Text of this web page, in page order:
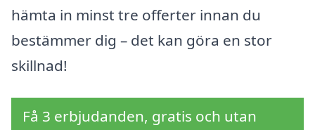
hämta in minst tre offerter innan du
bestämmer dig – det kan göra en stor
skillnad!
Få 3 erbjudanden, gratis och utan